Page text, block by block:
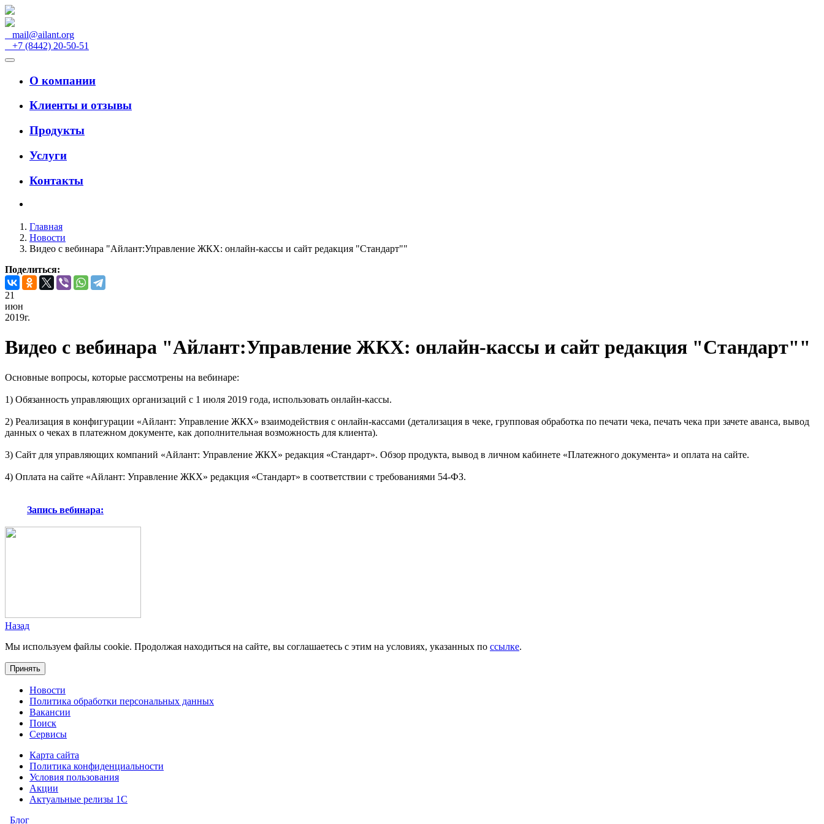
mail@ailant.org
+7 (8442) 20-50-51
О компании
Клиенты и отзывы
Продукты
Услуги
Контакты
Главная
Новости
Видео с вебинара "Айлант:Управление ЖКХ: онлайн-кассы и сайт редакция "Стандарт""
Поделиться:
21
июн
2019г.
Видео с вебинара "Айлант:Управление ЖКХ: онлайн-кассы и сайт редакция "Стандарт""
Основные вопросы, которые рассмотрены на вебинаре:
1) Обязанность управляющих организаций с 1 июля 2019 года, использовать онлайн-кассы.
2) Реализация в конфигурации «Айлант: Управление ЖКХ» взаимодействия с онлайн-кассами (детализация в чеке, групповая обработка по печати чека, печать чека при зачете аванса, вывод
данных о чеках в платежном документе, как дополнительная возможность для клиента).
3) Сайт для управляющих компаний «Айлант: Управление ЖКХ» редакция «Стандарт». Обзор продукта, вывод в личном кабинете «Платежного документа» и оплата на сайте.
4) Оплата на сайте «Айлант: Управление ЖКХ» редакция «Стандарт» в соответствии с требованиями 54-ФЗ.
Запись вебинара:
Назад
Мы используем файлы cookie. Продолжая находиться на сайте, вы соглашаетесь с этим на условиях, указанных по ссылке.
Принять
Новости
Политика обработки персональных данных
Вакансии
Поиск
Сервисы
Карта сайта
Политика конфиденциальности
Условия пользования
Акции
Актуальные релизы 1C
Блог